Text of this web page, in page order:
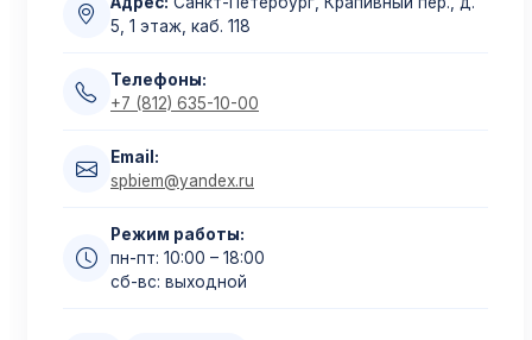
5, 1 этаж, каб. 118
Телефоны:
+7 (812) 635-10-00
Email:
spbiem@yandex.ru
Режим работы:
пн-пт: 10:00 – 18:00
сб-вс: выходной